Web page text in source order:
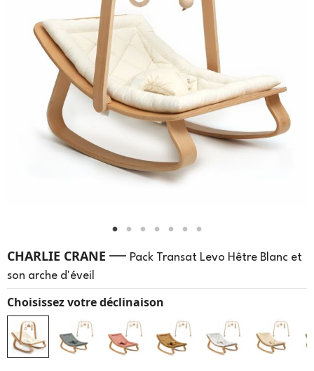
CHARLIE CRANE — Pack Transat Levo Hêtre Blanc et
son arche d'éveil
Choisissez votre déclinaison